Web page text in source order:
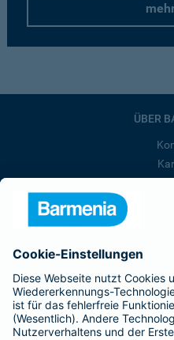
ÜBER
Barmenia ist Teil
Kranken-